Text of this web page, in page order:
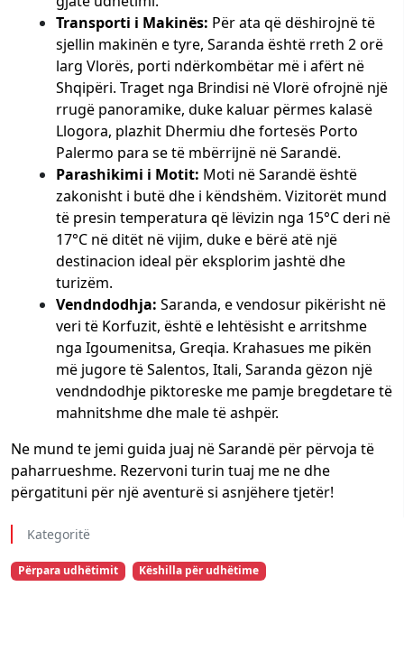
Transporti i Makinës: Për ata që dëshirojnë të
sjellin makinën e tyre, Saranda është rreth 2 orë
larg Vlorës, porti ndërkombëtar më i afërt në
Shqipëri. Traget nga Brindisi në Vlorë ofrojnë një
rrugë panoramike, duke kaluar përmes kalasë
Llogora, plazhit Dhermiu dhe fortesës Porto
Palermo para se të mbërrijnë në Sarandë.
Parashikimi i Motit: Moti në Sarandë është
zakonisht i butë dhe i këndshëm. Vizitorët mund
të presin temperatura që lëvizin nga 15°C deri në
17°C në ditët në vijim, duke e bërë atë një
destinacion ideal për eksplorim jashtë dhe
turizëm.
Vendndodhja: Saranda, e vendosur pikërisht në
veri të Korfuzit, është e lehtësisht e arritshme
nga Igoumenitsa, Greqia. Krahasues me pikën
më jugore të Salentos, Itali, Saranda gëzon një
vendndodhje piktoreske me pamje bregdetare të
mahnitshme dhe male të ashpër.
Ne mund te jemi guida juaj në Sarandë për përvoja të
paharrueshme. Rezervoni turin tuaj me ne dhe
përgatituni për një aventurë si asnjëhere tjetër!
Kategoritë
Përpara udhëtimit Këshilla për udhëtime